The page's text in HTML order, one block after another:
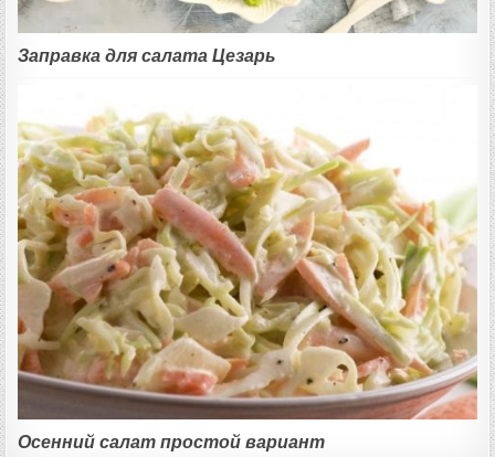
Заправка для салата Цезарь
Осенний салат простой вариант